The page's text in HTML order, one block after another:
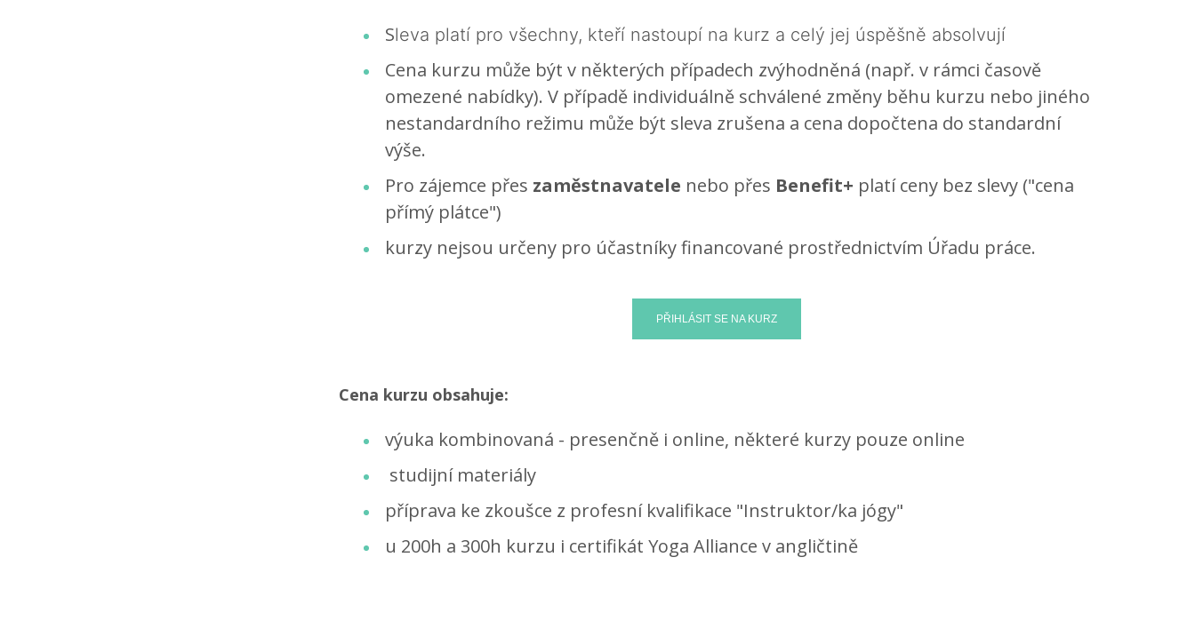
Sleva platí pro všechny, kteří nastoupí na kurz a celý jej úspěšně absolvují
Cena kurzu může být v některých případech zvýhodněná (např. v rámci časově
omezené nabídky). V případě individuálně schválené změny běhu kurzu nebo jiného
nestandardního režimu může být sleva zrušena a cena dopočtena do standardní
výše.
Pro zájemce přes zaměstnavatele nebo přes Benefit+ platí ceny bez slevy ("cena
přímý plátce")
kurzy nejsou určeny pro účastníky financované prostřednictvím Úřadu práce.
Cena kurzu obsahuje:
výuka kombinovaná - presenčně i online, některé kurzy pouze online
studijní materiály
příprava ke zkoušce z profesní kvalifikace "Instruktor/ka jógy"
u 200h a 300h kurzu i certifikát Yoga Alliance v angličtině